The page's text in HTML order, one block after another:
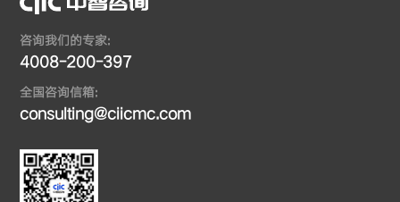
咨询我们的专家:
4008-200-397
全国咨询信箱:
consulting@ciicmc.com